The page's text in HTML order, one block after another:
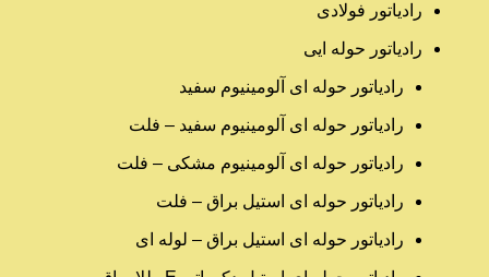
رادیاتور فولادی
رادیاتور حوله ایی
رادیاتور حوله ای آلومینیوم سفید
رادیاتور حوله ای آلومینیوم سفید – فلت
رادیاتور حوله ای آلومینیوم مشکی – فلت
رادیاتور حوله ای استیل براق – فلت
رادیاتور حوله ای استیل براق – لوله ای